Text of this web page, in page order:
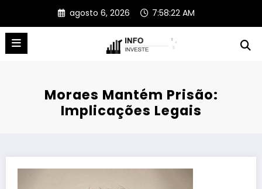
o
conteúdo
agosto 6, 2026 7:58:22 AM
Moraes Mantém Prisão:
Implicações Legais